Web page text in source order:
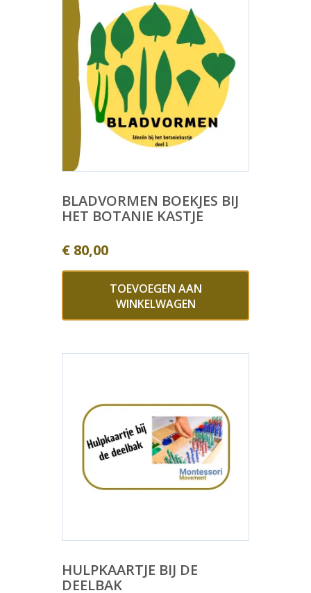
BLADVORMEN BOEKJES BIJ
HET BOTANIE KASTJE
€ 80,00
TOEVOEGEN AAN
WINKELWAGEN
HULPKAARTJE BIJ DE
DEELBAK